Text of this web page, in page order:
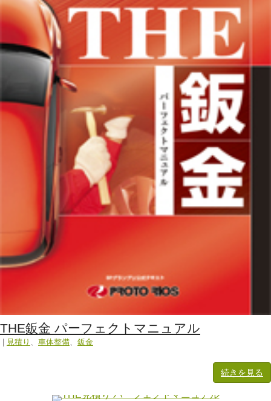
THE鈑金 パーフェクトマニュアル
見積り 、 車体整備、 鈑金
続きを見る